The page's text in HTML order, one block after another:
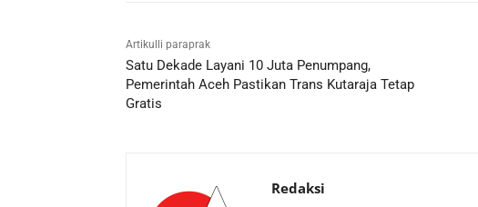
Artikulli paraprak
Satu Dekade Layani 10 Juta Penumpang,
Pemerintah Aceh Pastikan Trans Kutaraja Tetap
Gratis
Redaksi